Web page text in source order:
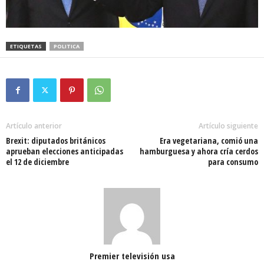
ETIQUETAS POLITICA
Artículo anterior
Brexit: diputados británicos
aprueban elecciones anticipadas
el 12 de diciembre
Artículo siguiente
Era vegetariana, comió una
hamburguesa y ahora cría cerdos
para consumo
Premier televisión usa